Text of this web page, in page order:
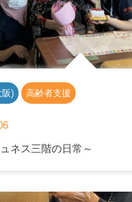
阪) 高齢者支援
ネス三階の日常～